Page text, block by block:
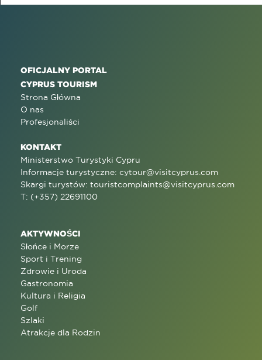
OFICJALNY PORTAL
CYPRUS TOURISM
Strona Główna
O nas
Profesjonaliści
KONTAKT
Ministerstwo Turystyki Cypru
Informacje turystyczne: cytour@visitcyprus.com
Skargi turystów: touristcomplaints@visitcyprus.com
T: (+357) 22691100
AKTYWNOŚCI
Słońce i Morze
Sport i Trening
Zdrowie i Uroda
Gastronomia
Kultura i Religia
Golf
Szlaki
Atrakcje dla Rodzin